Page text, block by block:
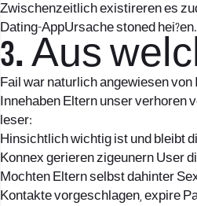
Zwischenzeitlich existireren es
Dating-AppUrsache stoned hei?en.
3. Aus
Fail war naturlich angewiesen
Innehaben Eltern unser verhoren
leser:
Hinsichtlich wichtig ist und bleibt
Konnex gerieren zigeunern User
Mochten Eltern selbst dahinter
Kontakte vorgeschlagen, expire